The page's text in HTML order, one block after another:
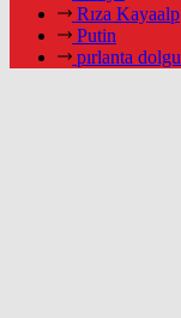
Rıza Kayaalp
Putin
pırlanta dolgu